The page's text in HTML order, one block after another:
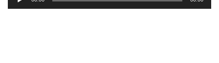
声